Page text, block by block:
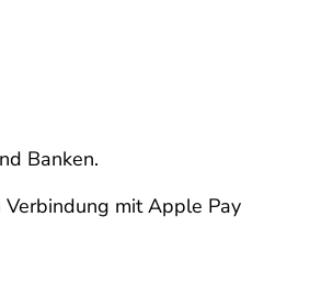
Banken.
mit Apple Pay